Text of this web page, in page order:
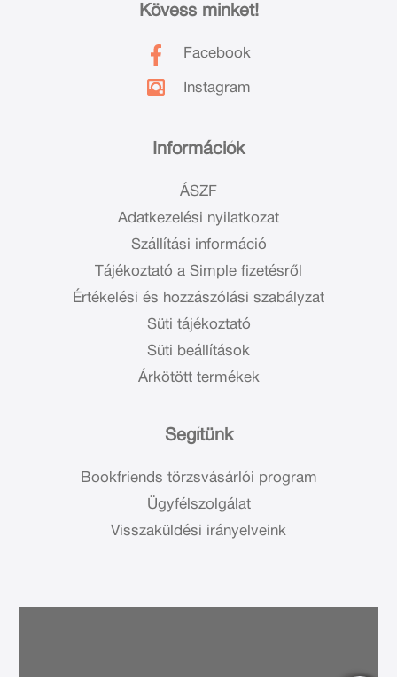
Információk
ÁSZF
Adatkezelési nyilatkozat
Szállítási információ
Tájékoztató a Simple fizetésről
Értékelési és hozzászólási szabályzat
Süti tájékoztató
Süti beállítások
Árkötött termékek
Segítünk
Bookfriends törzsvásárlói program
Ügyfélszolgálat
Visszaküldési irányelveink
Kövess minket!
Facebook
Instagram